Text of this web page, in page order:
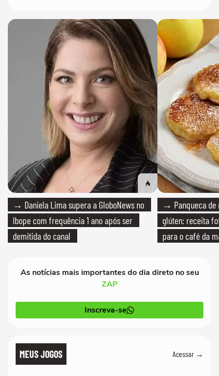
→ Daniela Lima supera a GloboNews no
Ibope com frequência 1 ano após ser
demitida do canal
→ Panqueca de
glúten: receita
para o café da
As notícias mais importantes do dia direto no seu
ZAP
Inscreva-se
MEUS JOGOS Acessar →